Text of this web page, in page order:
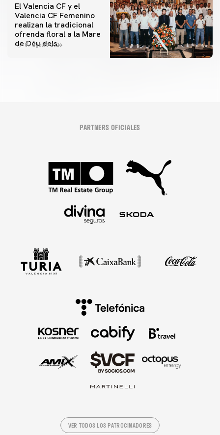
El Valencia CF y el
Valencia CF Femenino
realizan la tradicional
ofrenda floral a la Mare
de Déu dels
07 agosto 2026
PARTNERS OFICIALES
VER TODOS LOS PATROCINADORES